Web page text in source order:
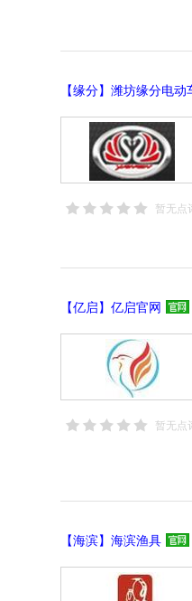
【缘分】潍坊缘分电
暂无点
【亿启】亿启官网
暂无点
【海滨】海滨渔具